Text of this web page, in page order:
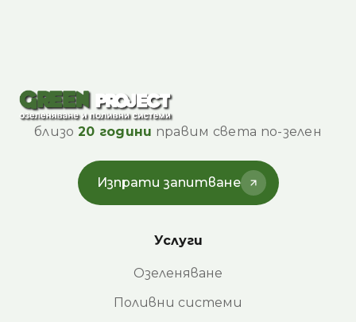
близо 20 години правим света по-зелен
Изпрати запитване
Услуги
Озеленяване
Поливни системи